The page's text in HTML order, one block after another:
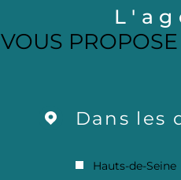
VOUS
Dans les
Hauts-de-Seine